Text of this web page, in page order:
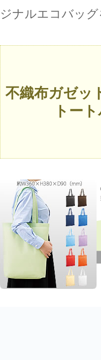
ジナルエコバッグ
不織布ガゼッ
トー